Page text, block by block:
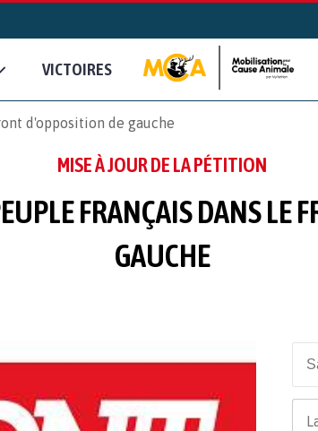
VICTOIRES
d'opposition de gauche
MISE À JOUR DE LA PÉTITION
FRANÇAIS DANS LE
GAUCHE